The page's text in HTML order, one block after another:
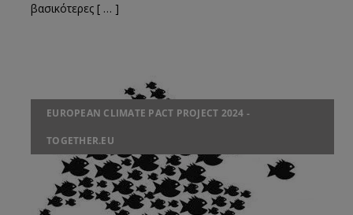
βασικότερες [ … ]
EUROPEAN CLIMATE PACT PROJECT 2024 -
TOGETHER.EU